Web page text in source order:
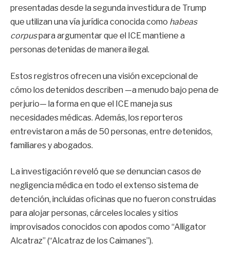
presentadas desde la segunda investidura de Trump
que utilizan una vía jurídica conocida como habeas
corpuspara argumentar que el ICE mantiene a
personas detenidas de manera ilegal.
Estos registros ofrecen una visión excepcional de
cómo los detenidos describen —a menudo bajo pena de
perjurio— la forma en que el ICE maneja sus
necesidades médicas. Además, los reporteros
entrevistaron a más de 50 personas, entre detenidos,
familiares y abogados.
La investigación reveló que se denuncian casos de
negligencia médica en todo el extenso sistema de
detención, incluidas oficinas que no fueron construidas
para alojar personas, cárceles locales y sitios
improvisados conocidos con apodos como “Alligator
Alcatraz” (“Alcatraz de los Caimanes”).